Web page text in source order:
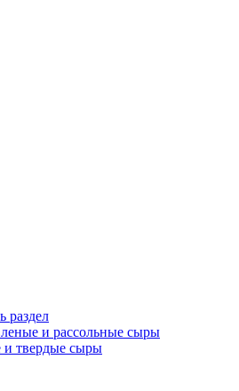
раздел
и рассольные сыры
и твердые сыры